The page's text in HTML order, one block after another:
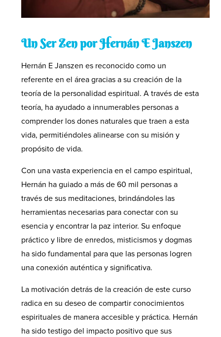
Un Ser Zen por Hernán E Janszen
Hernán E Janszen es reconocido como un
referente en el área gracias a su creación de la
teoría de la personalidad espiritual. A través de esta
teoría, ha ayudado a innumerables personas a
comprender los dones naturales que traen a esta
vida, permitiéndoles alinearse con su misión y
propósito de vida.
Con una vasta experiencia en el campo espiritual,
Hernán ha guiado a más de 60 mil personas a
través de sus meditaciones, brindándoles las
herramientas necesarias para conectar con su
esencia y encontrar la paz interior. Su enfoque
práctico y libre de enredos, misticismos y dogmas
ha sido fundamental para que las personas logren
una conexión auténtica y significativa.
La motivación detrás de la creación de este curso
radica en su deseo de compartir conocimientos
espirituales de manera accesible y práctica. Hernán
ha sido testigo del impacto positivo que sus